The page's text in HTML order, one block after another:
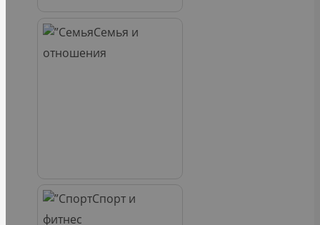
Семья и
отношения
Спорт и
фитнес